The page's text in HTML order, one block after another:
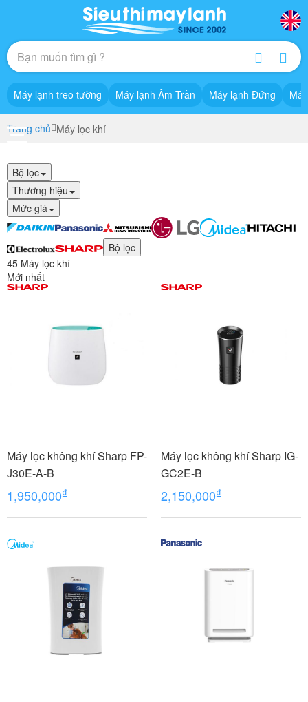
Máy lạnh treo tường Máy lạnh Âm Trần Máy lạnh Đứng
Trang chủ Máy lọc khí
Bộ lọc
Thương hiệu
Mức giá
Bộ lọc
45 Máy lọc khí
Mới nhất
Máy lọc không khí Sharp FP-
J30E-A-B
1,950,000₫
Máy lọc không khí Sharp IG-
GC2E-B
2,150,000₫